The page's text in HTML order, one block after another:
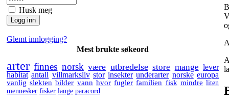
Husk meg
Glemt innlogging?
Mest brukte søkeord
arter finnes norsk være utbredelse store mange lever
habitat antall villmarksliv stor insekter underarter norske europa
vanlig slekten bilder vann hvor fugler familien fisk mindre liten
mennesker fisker lange paracord